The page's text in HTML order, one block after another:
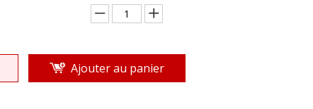
Ajouter au panier